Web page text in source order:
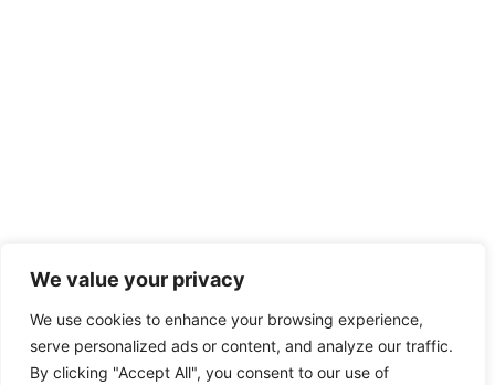
We value your privacy
We use cookies to enhance your browsing experience,
serve personalized ads or content, and analyze our traffic.
By clicking "Accept All", you consent to our use of